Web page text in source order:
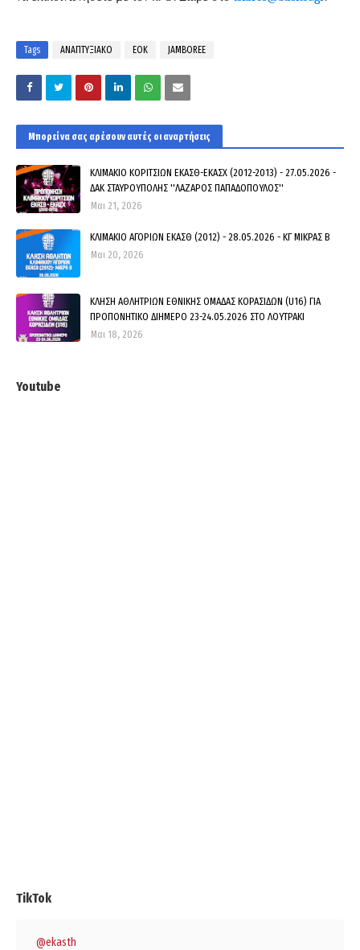
Tags ΑΝΑΠΤΥΞΙΑΚΟ ΕΟΚ JAMBOREE
Μπορεί να σας αρέσουν αυτές οι αναρτήσεις
ΚΛΙΜΑΚΙΟ ΚΟΡΙΤΣΙΩΝ ΕΚΑΣΘ-ΕΚΑΣΧ (2012-2013) - 27.05.2026 -
ΔΑΚ ΣΤΑΥΡΟΥΠΟΛΗΣ ''ΛΑΖΑΡΟΣ ΠΑΠΑΔΟΠΟΥΛΟΣ''
Μαι 21, 2026
ΚΛΙΜΑΚΙΟ ΑΓΟΡΙΩΝ ΕΚΑΣΘ (2012) - 28.05.2026 - ΚΓ ΜΙΚΡΑΣ Β
Μαι 20, 2026
ΚΛΗΣΗ ΑΘΛΗΤΡΙΩΝ ΕΘΝΙΚΗΣ ΟΜΑΔΑΣ ΚΟΡΑΣΙΔΩΝ (U16) ΓΙΑ
ΠΡΟΠΟΝΗΤΙΚΟ ΔΙΗΜΕΡΟ 23-24.05.2026 ΣΤΟ ΛΟΥΤΡΑΚΙ
Μαι 18, 2026
Youtube
TikTok
@ekasth